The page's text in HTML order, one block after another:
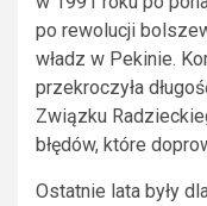
po rewolucji
władz w Pekinie.
przekroczyła
Związku
błędów, które
Ostatnie lata były